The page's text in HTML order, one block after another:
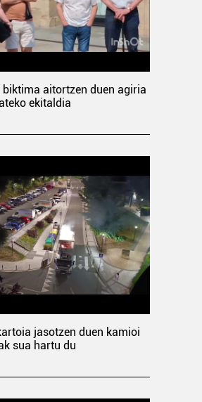
aitortzen duen agiria
ekitaldia
jasotzen duen kamioi
sua hartu du